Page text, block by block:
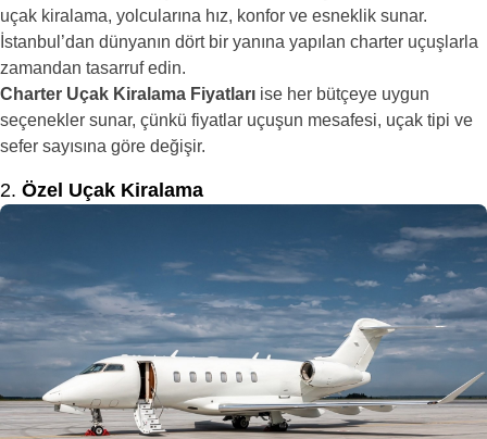
uçak kiralama, yolcularına hız, konfor ve esneklik sunar.
İstanbul’dan dünyanın dört bir yanına yapılan charter uçuşlarla
zamandan tasarruf edin.
Charter Uçak Kiralama Fiyatları ise her bütçeye uygun
seçenekler sunar, çünkü fiyatlar uçuşun mesafesi, uçak tipi ve
sefer sayısına göre değişir.
2. Özel Uçak Kiralama